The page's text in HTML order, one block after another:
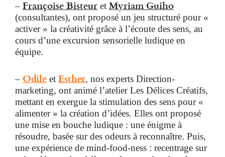
– Françoise Bisteur et Myriam Guiho
(consultantes), ont proposé un jeu structuré pour «
activer » la créativité grâce à l’écoute des sens, au
cours d’une excursion sensorielle ludique en
équipe.
– Odile et Esther, nos experts Direction-
marketing, ont animé l’atelier Les Délices Créatifs,
mettant en exergue la stimulation des sens pour «
alimenter » la création d’idées. Elles ont proposé
une mise en bouche ludique : une énigme à
résoudre, basée sur des odeurs à reconnaître. Puis,
une expérience de mind-food-ness : recentrage sur